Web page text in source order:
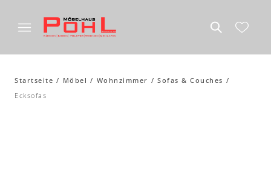
Startseite Möbel Wohnzimmer
Sofas & Couches
Ecksofas